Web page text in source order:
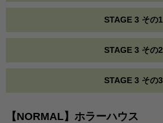
STAGE 3 その1
STAGE 3 その2
STAGE 3 その3
【NORMAL】ホラーハウス